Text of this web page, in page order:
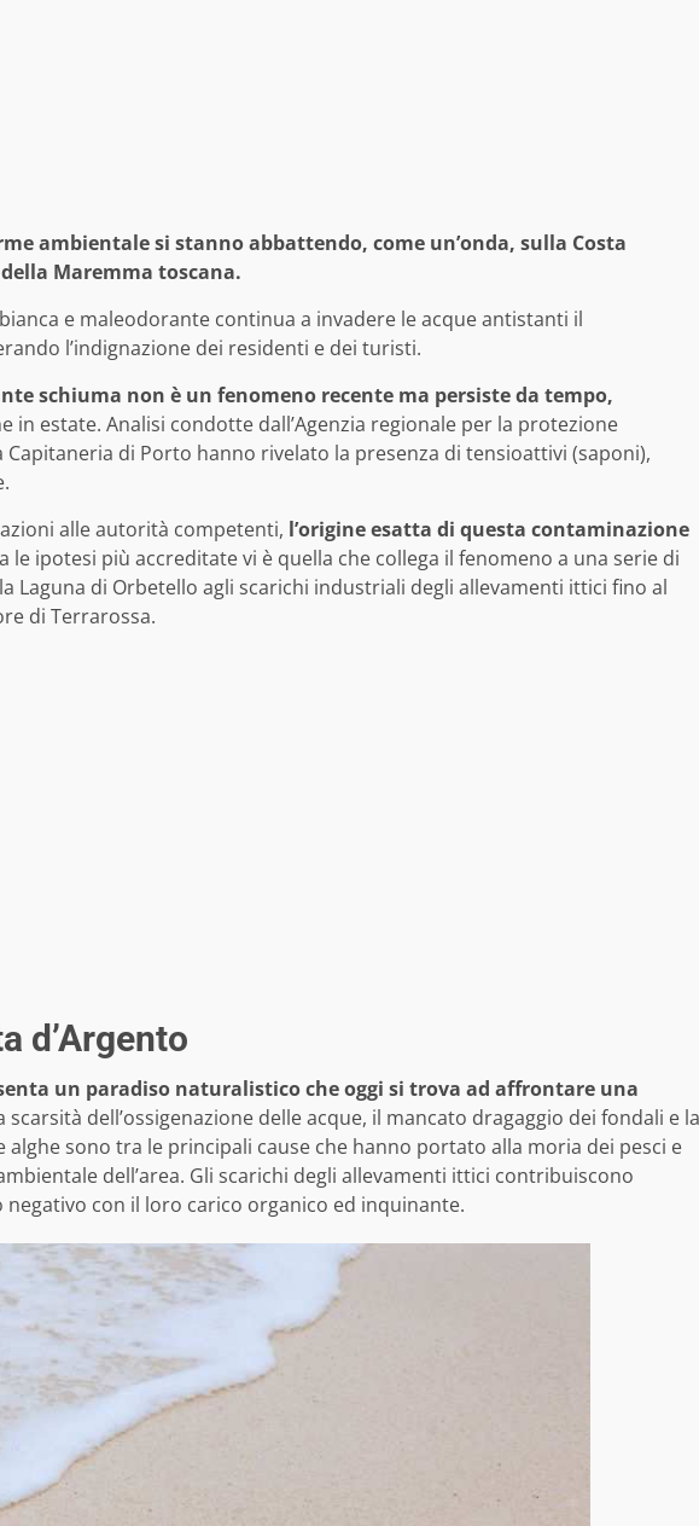
ambientale si stanno abbattendo, come un’onda, sulla Costa
Maremma toscana.
e maleodorante continua a invadere le acque antistanti il
l’indignazione dei residenti e dei turisti.
schiuma non è un fenomeno recente ma persiste da tempo,
in estate. Analisi condotte dall’Agenzia regionale per la protezione
Capitaneria di Porto hanno rivelato la presenza di tensioattivi (saponi),
alle autorità competenti, l’origine esatta di questa contaminazione
le ipotesi più accreditate vi è quella che collega il fenomeno a una serie di
Laguna di Orbetello agli scarichi industriali degli allevamenti ittici fino al
di Terrarossa.
d’Argento
un paradiso naturalistico che oggi si trova ad affrontare una
scarsità dell’ossigenazione delle acque, il mancato dragaggio dei fondali e la
sono tra le principali cause che hanno portato alla moria dei pesci e
dell’area. Gli scarichi degli allevamenti ittici contribuiscono
con il loro carico organico ed inquinante.